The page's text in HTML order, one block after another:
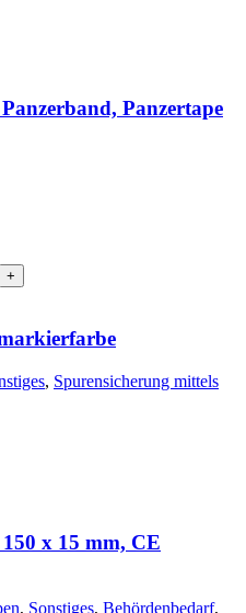
Panzertape
, Spurensicherung mittels
x 15 mm, CE
, Sonstiges, Behördenbedarf,